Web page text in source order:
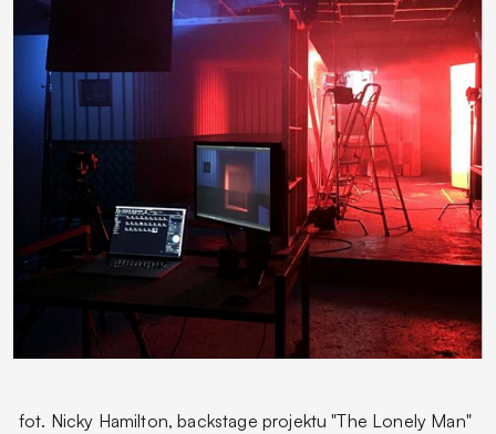
fot. Nicky Hamilton, backstage projektu "The Lonely Man"